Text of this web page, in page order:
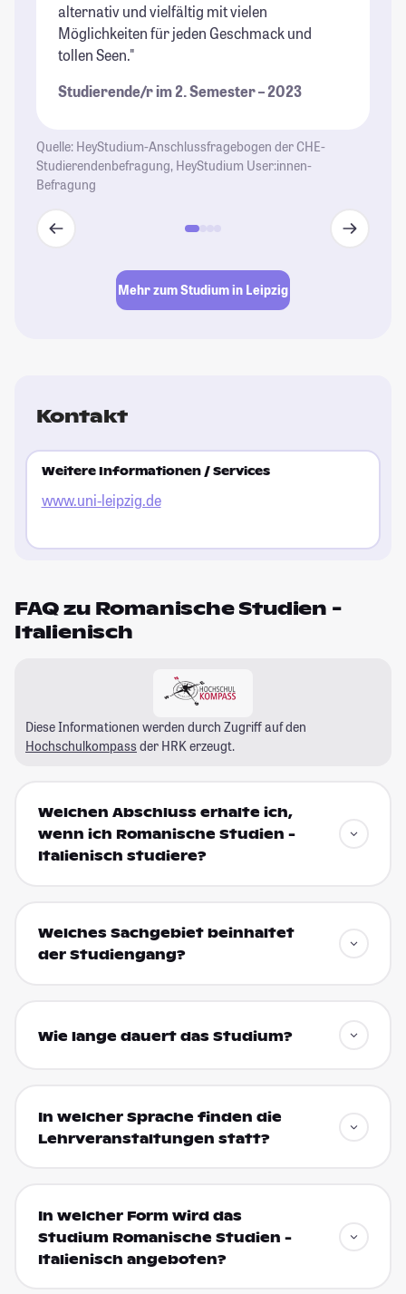
alternativ und vielfältig mit vielen
Möglichkeiten für jeden Geschmack und
tollen Seen."
Studierende/r im 2. Semester – 2023
Quelle: HeyStudium-Anschlussfragebogen der CHE-
Studierendenbefragung, HeyStudium User:innen-
Befragung
Mehr zum Studium in Leipzig
Kontakt
Weitere Informationen / Services
www.uni-leipzig.de
FAQ zu Romanische Studien -
Italienisch
Diese Informationen werden durch Zugriff auf den
Hochschulkompass der HRK erzeugt.
Welchen Abschluss erhalte ich,
wenn ich Romanische Studien -
Italienisch studiere?
Welches Sachgebiet beinhaltet
der Studiengang?
Wie lange dauert das Studium?
In welcher Sprache finden die
Lehrveranstaltungen statt?
In welcher Form wird das
Studium Romanische Studien -
Italienisch angeboten?